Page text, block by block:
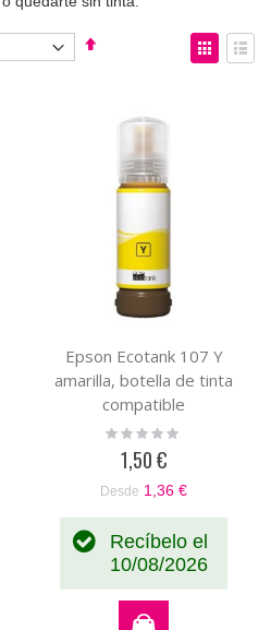
Fijar
Ver
como
Epson Ecotank 107 Y
amarilla, botella de tinta
compatible
(C13T09B440)
Rating:
1,50 €
Desde 1,36 €
Recíbelo el
10/08/2026